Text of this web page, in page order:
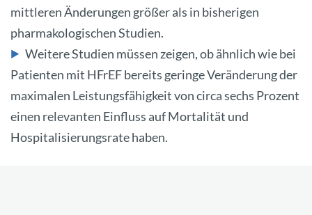
mittleren Änderungen größer als in bisherigen
pharmakologischen Studien.
Weitere Studien müssen zeigen, ob ähnlich wie bei
Patienten mit HFrEF bereits geringe Veränderung der
maximalen Leistungsfähigkeit von circa sechs Prozent
einen relevanten Einfluss auf Mortalität und
Hospitalisierungsrate haben.